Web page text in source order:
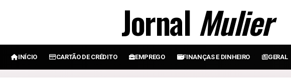
Jornal Mulier
INÍCIO CARTÃO DE CRÉDITO EMPREGO FINANÇAS E DINHEIRO GERAL